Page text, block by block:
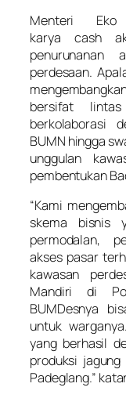
Menteri
karyacash
penurunanan
perdesaan.
bersifat lintas
berkolaborasi
BUMN hingga
unggulan
pembentukan
“Kami
skema bisnis
permodalan,
akses pasar
kawasan
Mandiri di
BUMDesnya
untuk
yang berhasil
produksi
Padeglang.”